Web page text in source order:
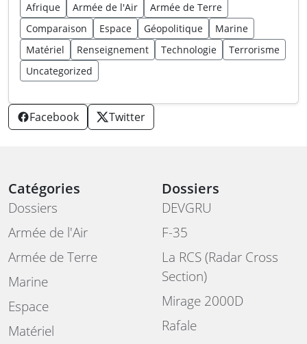
Afrique Armée de l'Air
Armée de Terre
Comparaison
Espace Géopolitique
Marine
Matériel
Renseignement Technologie
Terrorisme
Uncategorized
Facebook Twitter
Catégories
Dossiers
Armée de l'Air
Armée de Terre
Marine
Espace
Matériel
Dossiers
DEVGRU
F-35
La RCS (Radar Cross
Section)
Mirage 2000D
Rafale